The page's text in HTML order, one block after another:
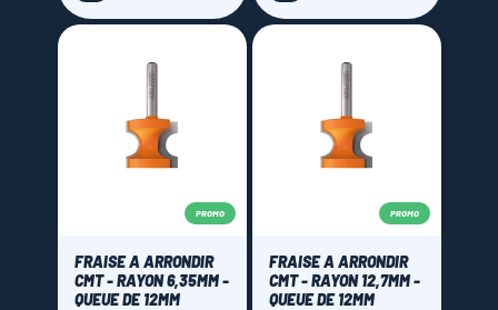
PROMO
FRAISE A ARRONDIR
CMT - RAYON 6,35MM -
QUEUE DE 12MM
PROMO
FRAISE A ARRONDIR
CMT - RAYON 12,7MM -
QUEUE DE 12MM